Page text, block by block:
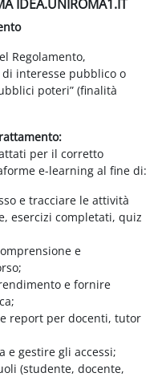
IDEA.UNIROMA1.IT
Regolamento,
interesse pubblico o
poteri” (finalità
per il corretto
e-learning al fine di:
e tracciare le attività
esercizi completati, quiz
e
e fornire
report per docenti, tutor
e gestire gli accessi;
(studente, docente,